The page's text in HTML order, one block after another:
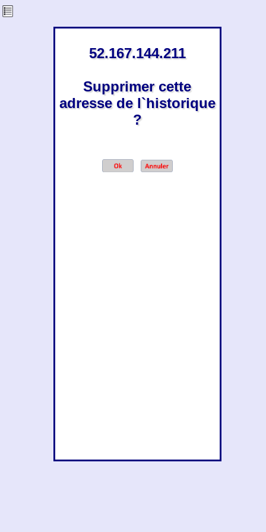
52.167.144.211
Supprimer cette
adresse de l`historique
?